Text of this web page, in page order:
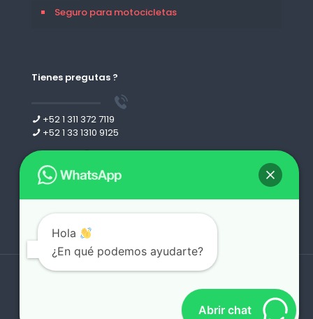
Seguro para motocicletas
Tienes pregutas ?
+52 1 311 372 7119
+52 1 33 1310 9125
Leer más
Hola
¿En qué podemos ayudarte?
Abrir chat